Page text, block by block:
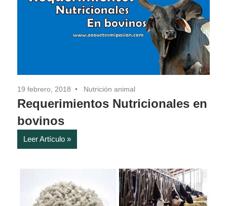
19 febrero, 2018 Nutrición animal
Requerimientos Nutricionales en
bovinos
Leer Artículo